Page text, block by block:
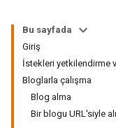
Bu sayfada
Giriş
İstekleri yetkilendirme
Bloglarla çalışma
Blog alma
Bir blogu URL'siyle